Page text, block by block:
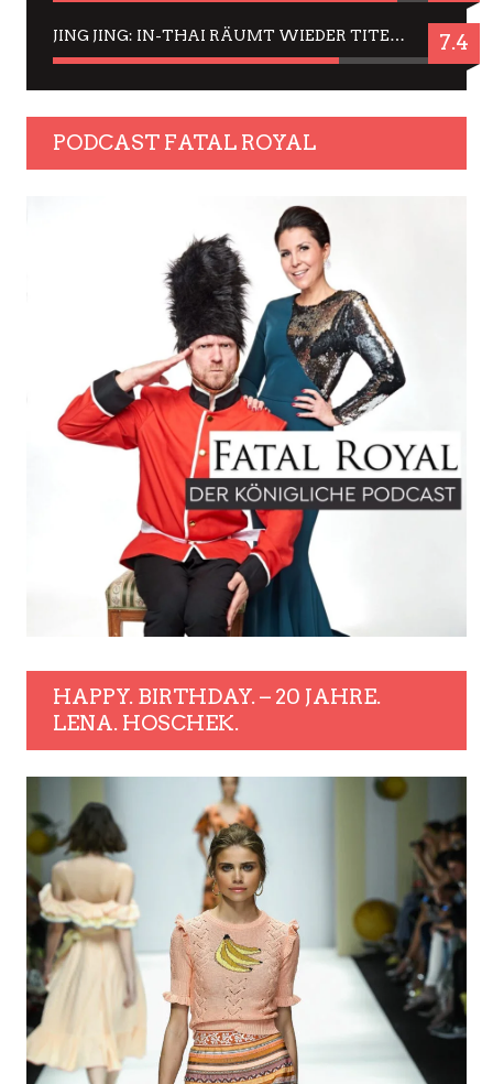
JING JING: IN-THAI RÄUMT WIEDER TITEL AB – EIN ZWEI-STUNDEN-ERLEBNISBERICHT 7.4
PODCAST FATAL ROYAL
HAPPY. BIRTHDAY. – 20 JAHRE.
LENA. HOSCHEK.